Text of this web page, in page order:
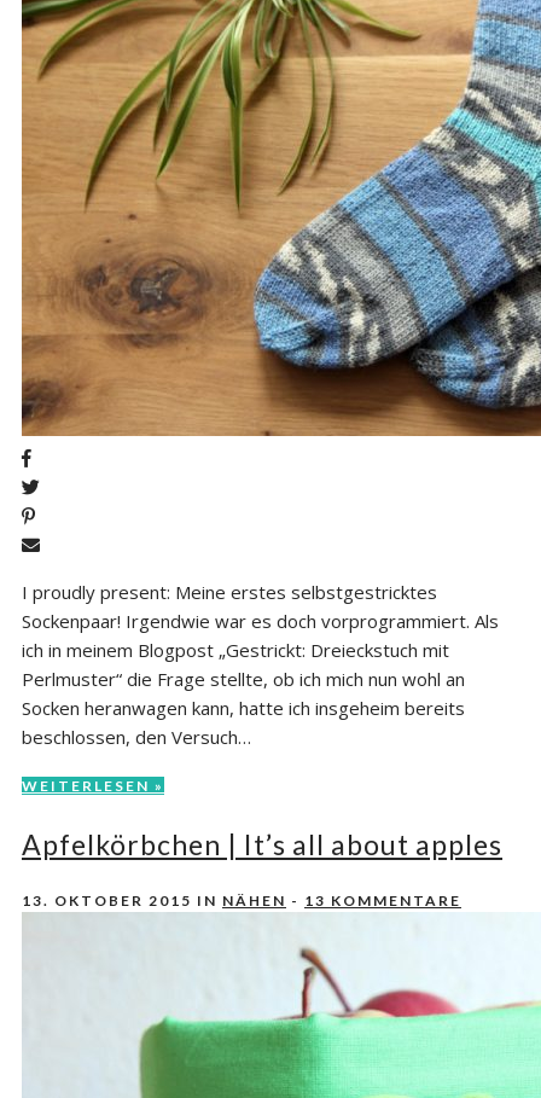
I proudly present: Meine erstes selbstgestricktes
Sockenpaar! Irgendwie war es doch vorprogrammiert. Als
ich in meinem Blogpost „Gestrickt: Dreieckstuch mit
Perlmuster“ die Frage stellte, ob ich mich nun wohl an
Socken heranwagen kann, hatte ich insgeheim bereits
beschlossen, den Versuch…
WEITERLESEN »
Apfelkörbchen | It’s all about apples
13. OKTOBER 2015 IN NÄHEN - 13 KOMMENTARE